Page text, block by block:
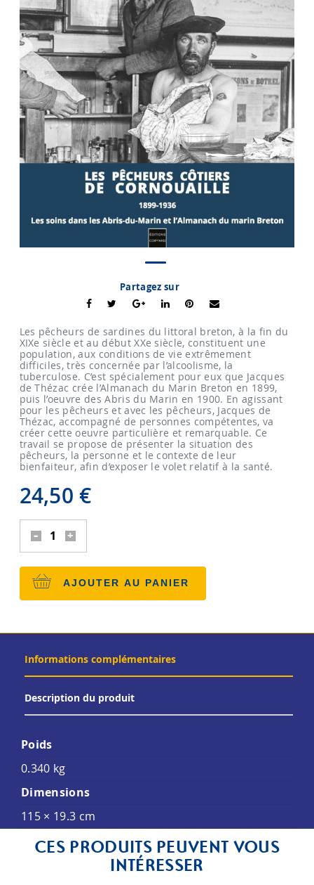
Partagez sur
Les pêcheurs de sardines du littoral breton, à la fin du
XIXe siècle et au début XXe siècle, constituent une
population, aux conditions de vie extrêmement
difficiles, très concernée par l’alcoolisme, la
tuberculose. C’est spécialement pour eux que Jacques
de Thézac crée l’Almanach du Marin Breton en 1899,
puis l’oeuvre des Abris du Marin en 1900. En agissant
pour les pêcheurs et avec les pêcheurs, Jacques de
Thézac, accompagné de personnes compétentes, va
créer cette oeuvre particulière et remarquable. Ce
travail se propose de présenter la situation des
pêcheurs, la personne et le contexte de leur
bienfaiteur, afin d’exposer le volet relatif à la santé.
24,50 €
AJOUTER AU PANIER
Informations complémentaires
Description du produit
Poids
0.340 kg
Dimensions
115 × 19.3 cm
CES PRODUITS PEUVENT VOUS
INTÉRESSER